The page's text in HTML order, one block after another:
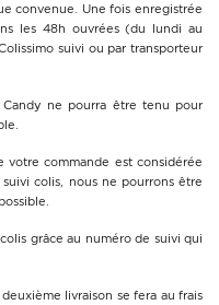
convenue. Une fois enregistrée
les 48h ouvrées (du lundi au
suivi ou par transporteur
Candy ne pourra être tenu pour
votre commande est considérée
colis, nous ne pourrons être
grâce au numéro de suivi qui
livraison se fera au frais